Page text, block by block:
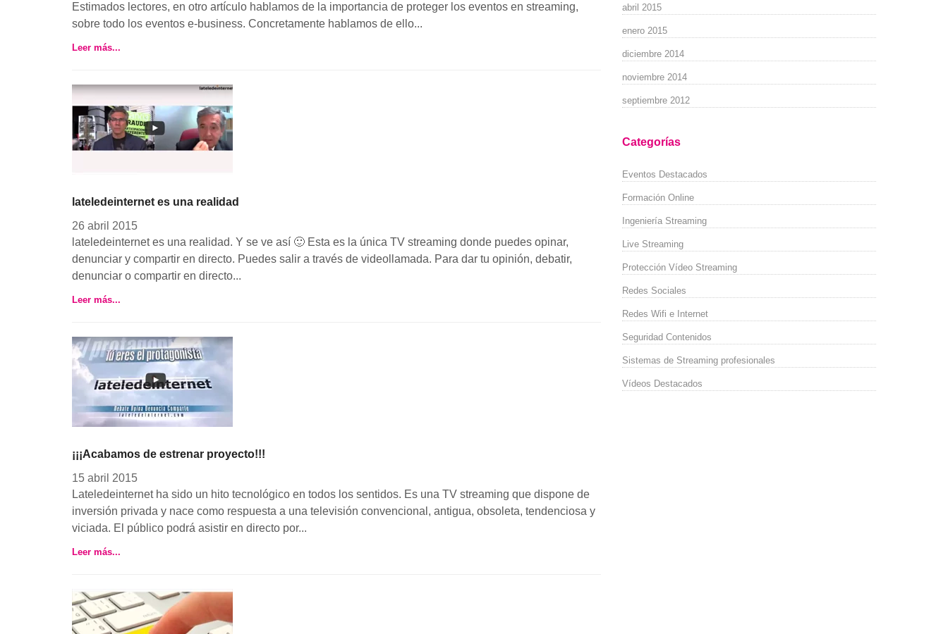
Estimados lectores, en otro artículo hablamos de la importancia de proteger los eventos en streaming,
sobre todo los eventos e-business. Concretamente hablamos de ello...
Leer más...
lateledeinternet es una realidad
26 abril 2015
lateledeinternet es una realidad. Y se ve así 🙂 Esta es la única TV streaming donde puedes opinar,
denunciar y compartir en directo. Puedes salir a través de videollamada. Para dar tu opinión, debatir,
denunciar o compartir en directo...
Leer más...
¡¡¡Acabamos de estrenar proyecto!!!
15 abril 2015
Lateledeinternet ha sido un hito tecnológico en todos los sentidos. Es una TV streaming que dispone de
inversión privada y nace como respuesta a una televisión convencional, antigua, obsoleta, tendenciosa y
viciada. El público podrá asistir en directo por...
Leer más...
abril 2015
enero 2015
diciembre 2014
noviembre 2014
septiembre 2012
Categorías
Eventos Destacados
Formación Online
Ingeniería Streaming
Live Streaming
Protección Vídeo Streaming
Redes Sociales
Redes Wifi e Internet
Seguridad Contenidos
Sistemas de Streaming profesionales
Vídeos Destacados